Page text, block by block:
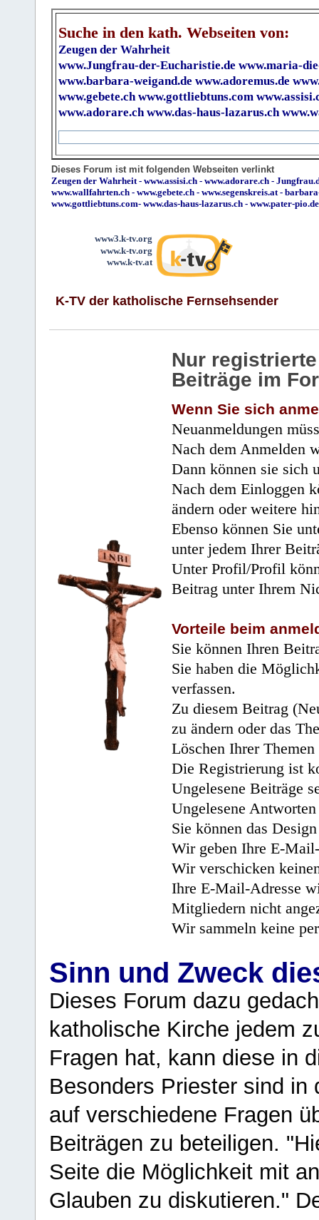
Suche in den kath. Webseiten von:
Zeugen der Wahrheit
www.Jungfrau-der-Eucharistie.de www.maria-
www.barbara-weigand.de www.adoremus.de
www.gebete.ch www.gottliebtuns.com
www.adorare.ch www.das-haus-lazarus.ch
Dieses Forum ist mit folgenden Webseiten verlinkt
Zeugen der Wahrheit- www.assisi.ch - www.adorare.ch -
www.wallfahrten.ch - www.gebete.ch - www.segenskreis.at-
www.gottliebtuns.com- www.das-haus-lazarus.ch - www.pater-pio.de
www3.k-tv.org
www.k-tv.org
www.k-tv.at
K-TV der katholische Fernsehsender
Nur
Beiträge im
Wenn Sie sich
Neuanmeldungen
Nach dem Anmelden
Dann können sie sich
Nach dem Einloggen
ändern oder weitere
Ebenso können Sie
unter jedem Ihrer
Unter Profil/Profil
Beitrag unter Ihrem
Vorteile beim
Sie können Ihren
Sie haben die
verfassen.
Zu diesem Beitrag
zu ändern oder das
Löschen Ihrer
Die Registrierung ist
Ungelesene Beiträge
Ungelesene
Sie können das
Wir geben Ihre E-
Wir verschicken
Ihre E-Mail-Adresse
Mitgliedern nicht
Wir sammeln keine
Sinn und Zweck
Dieses Forum dazu
katholische Kirche jedem
Fragen hat, kann diese in
Besonders Priester sind in
auf verschiedene Fragen
Beiträgen zu beteiligen.
Seite die Möglichkeit mit
Glauben zu diskutieren."